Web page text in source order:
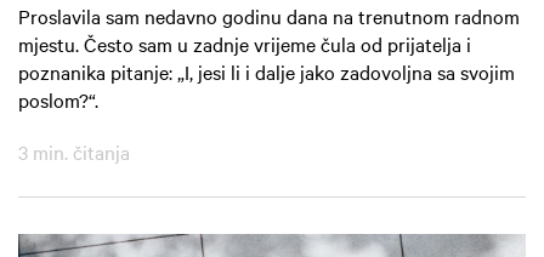
Proslavila sam nedavno godinu dana na trenutnom radnom
mjestu. Često sam u zadnje vrijeme čula od prijatelja i
poznanika pitanje: „I, jesi li i dalje jako zadovoljna sa svojim
poslom?“.
3 min. čitanja